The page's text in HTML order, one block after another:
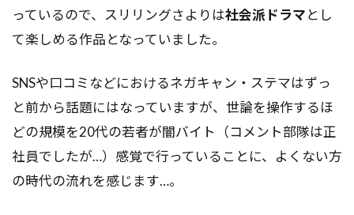
っているので、スリリングさよりは社会派ドラマとし
て楽しめる作品となっていました。
SNSや口コミなどにおけるネガキャン・ステマはずっ
と前から話題にはなっていますが、世論を操作するほ
どの規模を20代の若者が闇バイト（コメント部隊は正
社員でしたが…）感覚で行っていることに、よくない方
の時代の流れを感じます…。